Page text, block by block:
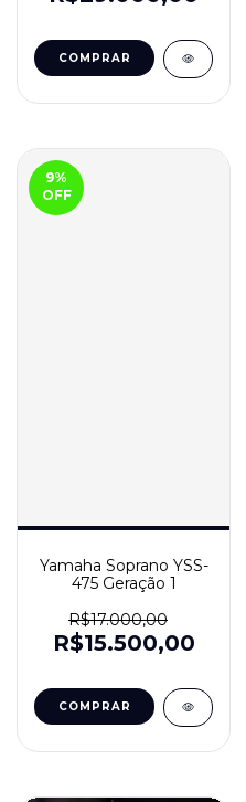
9%
OFF
Yamaha Soprano YSS-
475 Geração 1
R$17.000,00
R$15.500,00